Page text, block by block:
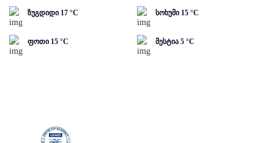
ზუგდიდი 17 °C სოხუმი 15 °C
ფოთი 15 °C მესტია 5 °C